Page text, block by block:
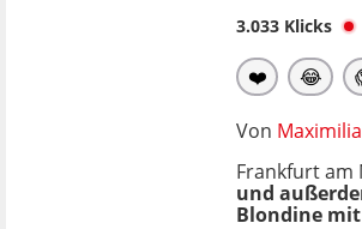
3.033 Klicks
❤️ 😂
Von
Frankfurt am
und
Blondine